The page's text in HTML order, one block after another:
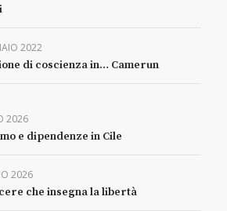
2022
di coscienza in… Camerun
2026
e dipendenze in Cile
2026
che insegna la libertà